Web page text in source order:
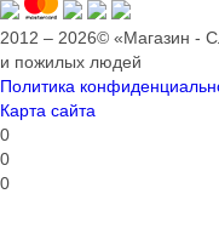
2012 – 2026© «Магазин -
и пожилых людей
Политика
Карта сайта
0
0
0